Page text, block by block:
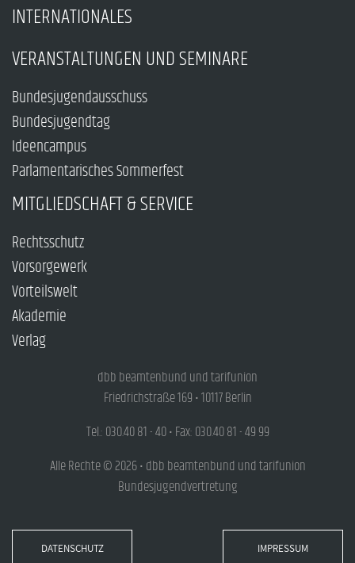
INTERNATIONALES
VERANSTALTUNGEN UND SEMINARE
Bundesjugendausschuss
Bundesjugendtag
Ideencampus
Parlamentarisches Sommerfest
MITGLIEDSCHAFT & SERVICE
Rechtsschutz
Vorsorgewerk
Vorteilswelt
Akademie
Verlag
dbb beamtenbund und tarifunion
Friedrichstraße 169 • 10117 Berlin
Tel.: 030.40 81 - 40 • Fax: 030.40 81 - 49 99
Alle Rechte © 2026 • dbb beamtenbund und tarifunion
Bundesjugendvertretung
DATENSCHUTZ IMPRESSUM